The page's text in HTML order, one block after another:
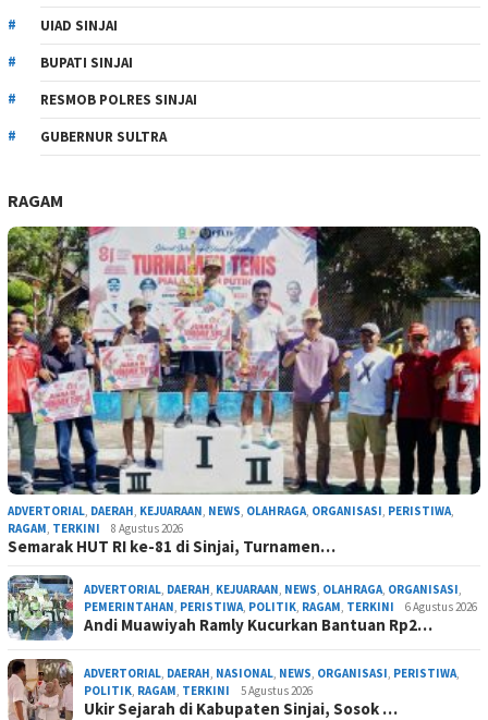
UIAD SINJAI
BUPATI SINJAI
RESMOB POLRES SINJAI
GUBERNUR SULTRA
RAGAM
ADVERTORIAL, DAERAH, KEJUARAAN, NEWS, OLAHRAGA, ORGANISASI, PERISTIWA,
RAGAM, TERKINI 8 Agustus 2026
Semarak HUT RI ke-81 di Sinjai, Turnamen…
ADVERTORIAL, DAERAH, KEJUARAAN, NEWS, OLAHRAGA, ORGANISASI,
PEMERINTAHAN, PERISTIWA, POLITIK, RAGAM, TERKINI 6 Agustus 2026
Andi Muawiyah Ramly Kucurkan Bantuan Rp2…
ADVERTORIAL, DAERAH, NASIONAL, NEWS, ORGANISASI, PERISTIWA,
POLITIK, RAGAM, TERKINI 5 Agustus 2026
Ukir Sejarah di Kabupaten Sinjai, Sosok …